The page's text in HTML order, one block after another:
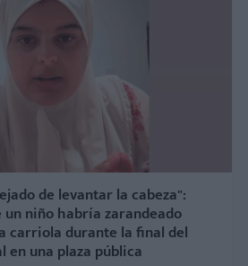
de levantar la cabeza":
un niño habría zarandeado
carriola durante la final del
en una plaza pública